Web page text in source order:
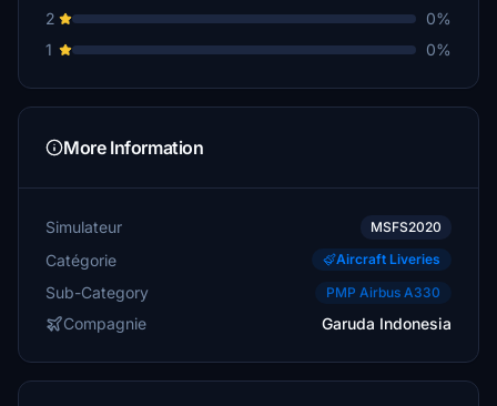
2
0%
1
0%
More Information
Simulateur MSFS2020
Catégorie Aircraft Liveries
Sub-Category PMP Airbus A330
Compagnie Garuda Indonesia